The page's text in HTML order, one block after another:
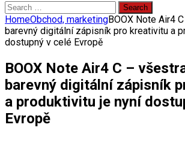
Search
for:
HomeObchod, marketingBOOX Note Air4
barevný digitální zápisník pro kreativitu a
dostupný v celé Evropě
BOOX Note Air4 C –
barevný digitální zápisník
a produktivitu je nyní
Evropě